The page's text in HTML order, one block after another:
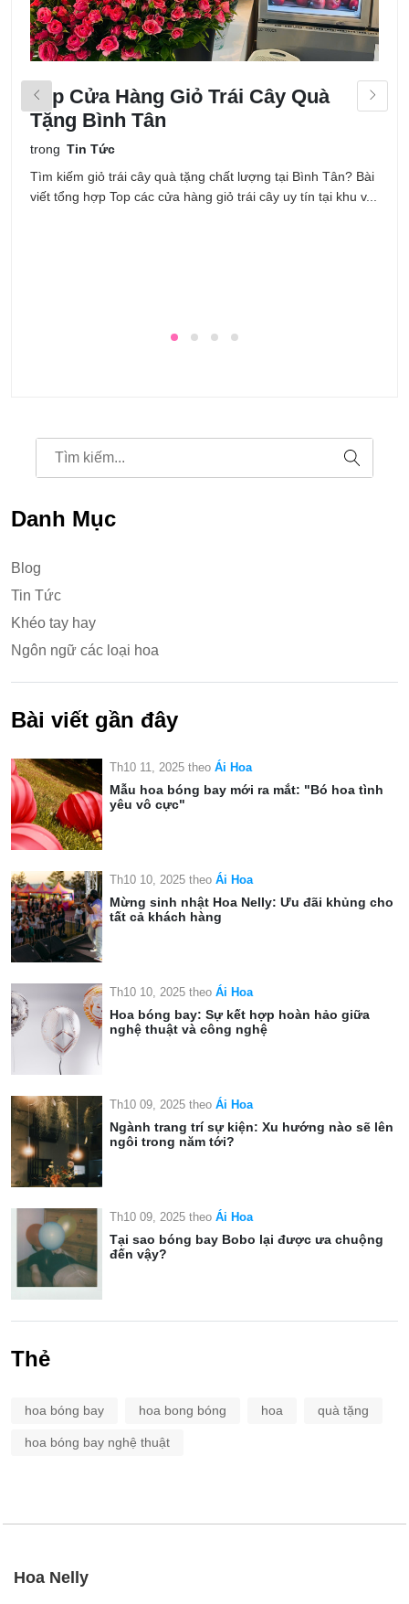
Top Cửa Hàng Giỏ Trái Cây Quà
Tặng Bình Tân
trong Tin Tức
Tìm kiếm giỏ trái cây quà tặng chất lượng tại Bình Tân? Bài
viết tổng hợp Top các cửa hàng giỏ trái cây uy tín tại khu v...
Danh Mục
Blog
Tin Tức
Khéo tay hay
Ngôn ngữ các loại hoa
Bài viết gần đây
Th10 11, 2025 theo Ái Hoa
Mẫu hoa bóng bay mới ra mắt: "Bó hoa tình
yêu vô cực"
Th10 10, 2025 theo Ái Hoa
Mừng sinh nhật Hoa Nelly: Ưu đãi khủng cho
tất cả khách hàng
Th10 10, 2025 theo Ái Hoa
Hoa bóng bay: Sự kết hợp hoàn hảo giữa
nghệ thuật và công nghệ
Th10 09, 2025 theo Ái Hoa
Ngành trang trí sự kiện: Xu hướng nào sẽ lên
ngôi trong năm tới?
Th10 09, 2025 theo Ái Hoa
Tại sao bóng bay Bobo lại được ưa chuộng
đến vậy?
Thẻ
hoa bóng bay hoa bong bóng hoa quà tặng
hoa bóng bay nghệ thuật
Hoa Nelly